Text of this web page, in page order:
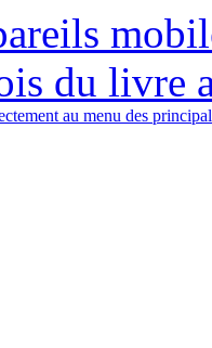
du livre
au menu des